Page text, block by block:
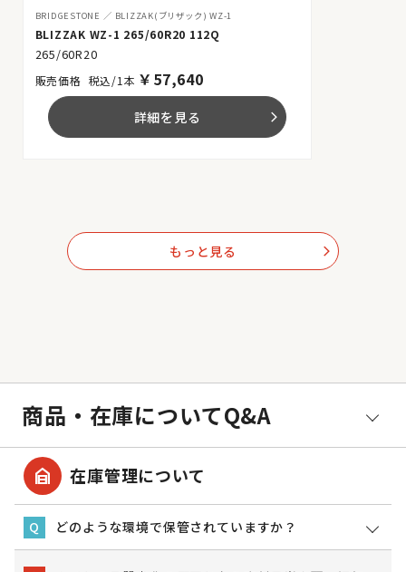
BRIDGESTONE BLIZZAK(ブリザック) WZ-1
BLIZZAK WZ-1 265/60R20 112Q
265/60R20
税込/1本 ￥ 57,640
詳細を見る arrow_forward_ios
もっと見る arrow_forward_ios
商品・在庫についてQ&A
garage_home 在庫管理について
Q どのような環境で保管されていますか？